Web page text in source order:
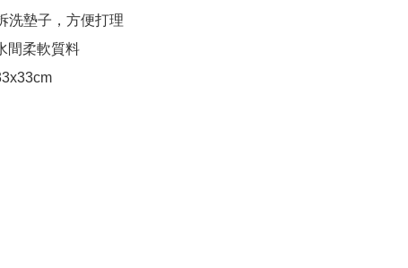
洗墊子，方便打理
間柔軟質料